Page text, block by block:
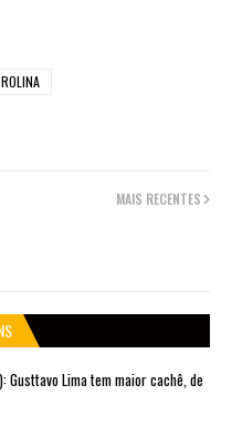
MAIS RECENTES
Gusttavo Lima tem maior cachê, de